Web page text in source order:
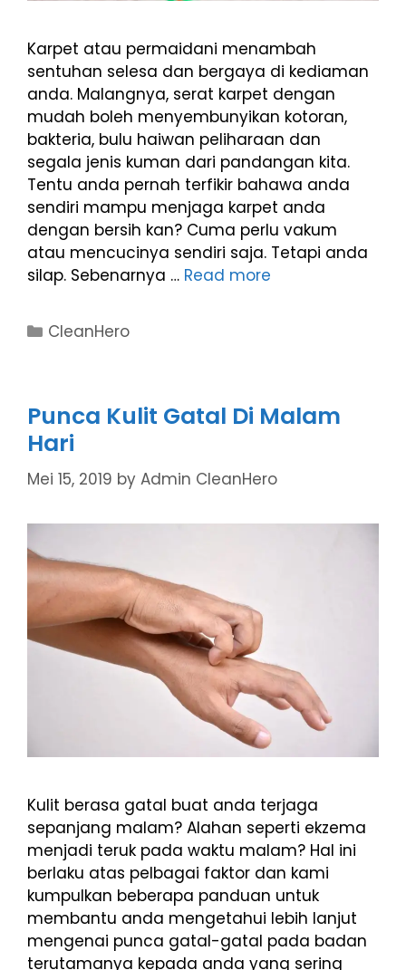
Karpet atau permaidani menambah
sentuhan selesa dan bergaya di kediaman
anda. Malangnya, serat karpet dengan
mudah boleh menyembunyikan kotoran,
bakteria, bulu haiwan peliharaan dan
segala jenis kuman dari pandangan kita.
Tentu anda pernah terfikir bahawa anda
sendiri mampu menjaga karpet anda
dengan bersih kan? Cuma perlu vakum
atau mencucinya sendiri saja. Tetapi anda
silap. Sebenarnya … Read more
CleanHero
Punca Kulit Gatal Di Malam
Hari
Mei 15, 2019 by Admin CleanHero
Kulit berasa gatal buat anda terjaga
sepanjang malam? Alahan seperti ekzema
menjadi teruk pada waktu malam? Hal ini
berlaku atas pelbagai faktor dan kami
kumpulkan beberapa panduan untuk
membantu anda mengetahui lebih lanjut
mengenai punca gatal-gatal pada badan
terutamanya kepada anda yang sering